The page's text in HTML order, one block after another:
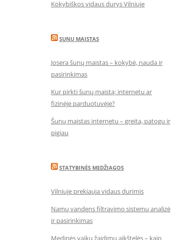
Kokybiškos vidaus durys Vilniuje
SUNU MAISTAS
Josera šunų maistas – kokybė, nauda ir
pasirinkimas
Kur pirkti šunų maistą: internetu ar
fizinėje parduotuvėje?
Šunų maistas internetu – greita, patogu ir
pigiau
STATYBINĖS MEDŽIAGOS
Vilniuje prekiauja vidaus durimis
Namų vandens filtravimo sistemų analizė
ir pasirinkimas
Medinės vaikų žaidimų aikštelės – kaip